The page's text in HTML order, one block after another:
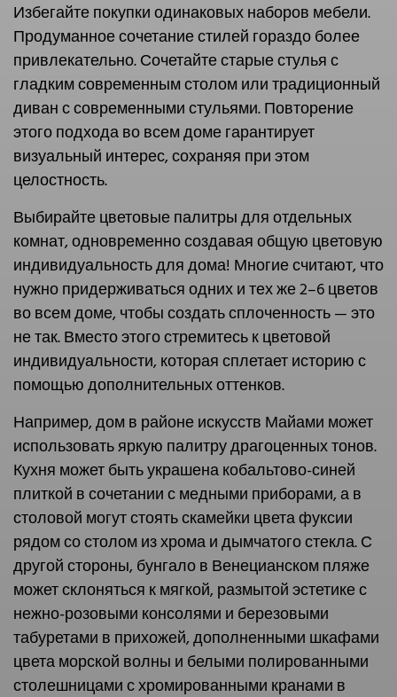
Избегайте покупки одинаковых наборов мебели.
Продуманное сочетание стилей гораздо более
привлекательно. Сочетайте старые стулья с
гладким современным столом или традиционный
диван с современными стульями. Повторение
этого подхода во всем доме гарантирует
визуальный интерес, сохраняя при этом
целостность.
Выбирайте цветовые палитры для отдельных
комнат, одновременно создавая общую цветовую
индивидуальность для дома! Многие считают, что
нужно придерживаться одних и тех же 2–6 цветов
во всем доме, чтобы создать сплоченность — это
не так. Вместо этого стремитесь к цветовой
индивидуальности, которая сплетает историю с
помощью дополнительных оттенков.
Например, дом в районе искусств Майами может
использовать яркую палитру драгоценных тонов.
Кухня может быть украшена кобальтово-синей
плиткой в сочетании с медными приборами, а в
столовой могут стоять скамейки цвета фуксии
рядом со столом из хрома и дымчатого стекла. С
другой стороны, бунгало в Венецианском пляже
может склоняться к мягкой, размытой эстетике с
нежно-розовыми консолями и березовыми
табуретами в прихожей, дополненными шкафами
цвета морской волны и белыми полированными
столешницами с хромированными кранами в